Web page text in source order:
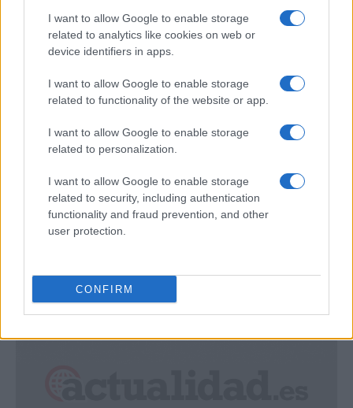
I want to allow Google to enable storage
related to analytics like cookies on web or
device identifiers in apps.
I want to allow Google to enable storage
related to functionality of the website or app.
I want to allow Google to enable storage
related to personalization.
I want to allow Google to enable storage
related to security, including authentication
functionality and fraud prevention, and other
user protection.
CONFIRM
INTERNACIONAL
Control de Irán sobre el estrecho de
Ormuz complica el comercio marítimo
INTERNACIONAL